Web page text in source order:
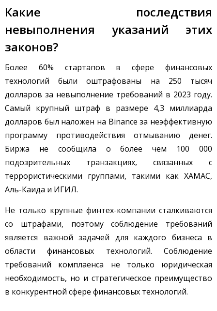
Какие последствия
невыполнения указаний этих
законов?
Более 60% стартапов в сфере финансовых
технологий были оштрафованы на 250 тысяч
долларов за невыполнение требований в 2023 году.
Самый крупный штраф в размере 4,3 миллиарда
долларов был наложен на Binance за неэффективную
программу противодействия отмыванию денег.
Биржа не сообщила о более чем 100 000
подозрительных транзакциях, связанных с
террористическими группами, такими как ХАМАС,
Аль-Каида и ИГИЛ.
Не только крупные финтех-компании сталкиваются
со штрафами, поэтому соблюдение требований
является важной задачей для каждого бизнеса в
области финансовых технологий. Соблюдение
требований комплаенса не только юридическая
необходимость, но и стратегическое преимущество
в конкурентной сфере финансовых технологий.